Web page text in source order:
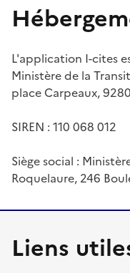
L'application I-cites
Ministère de la
place Carpeaux,
SIREN : 110 068 012
Siège social :
Roquelaure, 246
Liens